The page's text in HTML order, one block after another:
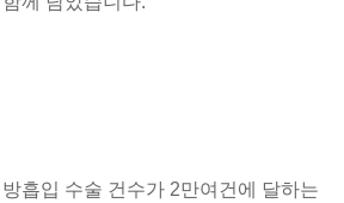
흡입 수술 건수가 2만여건에 달하는